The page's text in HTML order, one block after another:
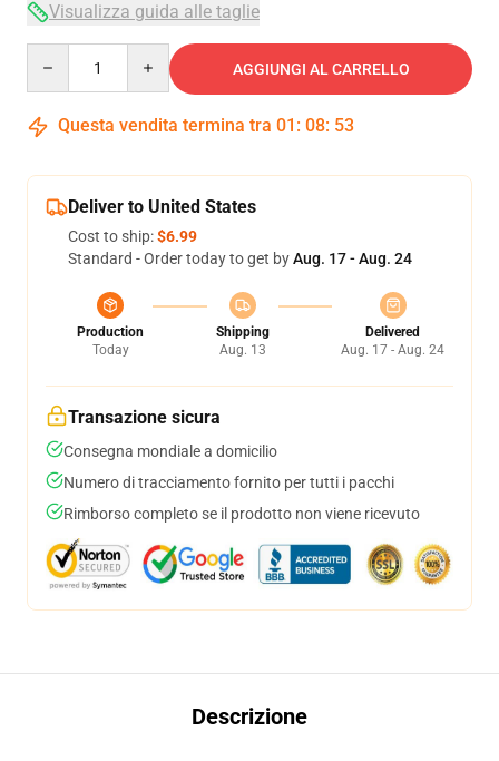
Visualizza guida alle taglie
AGGIUNGI AL CARRELLO
Questa vendita termina tra 01 : 08: 52
Deliver to United States
Cost to ship:$6.99
Standard - Order today to get byAug. 17 - Aug. 24
Production
Today
Shipping
Aug. 13
Delivered
Aug. 17 - Aug. 24
Transazione sicura
Consegna mondiale a domicilio
Numero di tracciamento fornito per tutti i pacchi
Rimborso completo se il prodotto non viene ricevuto
Descrizione